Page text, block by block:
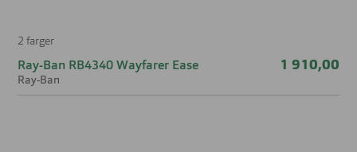
2 farger
Ray-Ban RB4340 Wayfarer Ease
Ray-Ban
1 910,00